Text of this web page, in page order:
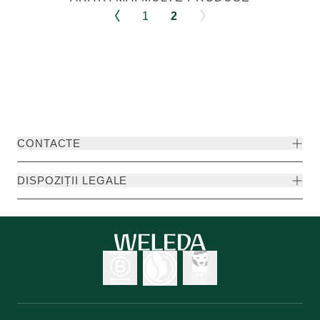
1
2
CONTACTE
DISPOZIȚII LEGALE